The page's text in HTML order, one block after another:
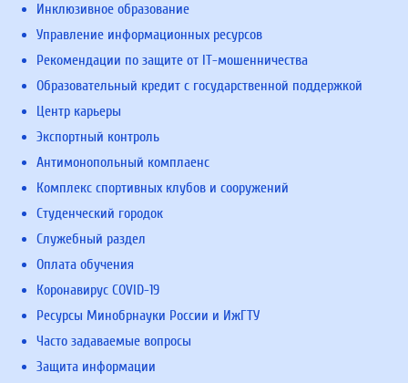
Инклюзивное образование
Управление информационных ресурсов
Рекомендации по защите от IT-мошенничества
Образовательный кредит с государственной поддержкой
Центр карьеры
Экспортный контроль
Антимонопольный комплаенс
Комплекс спортивных клубов и сооружений
Студенческий городок
Служебный раздел
Оплата обучения
Коронавирус COVID-19
Ресурсы Минобрнауки России и ИжГТУ
Часто задаваемые вопросы
Защита информации